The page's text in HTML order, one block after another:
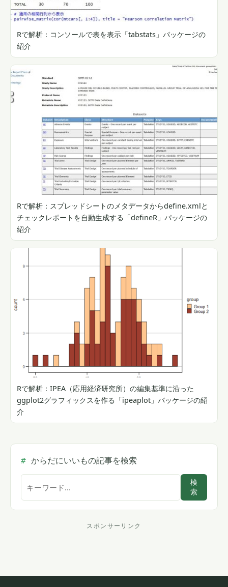
Rで解析：コンソールで表を表示「tabstats」パッケージの
紹介
Rで解析：スプレッドシートのメタデータからdefine.xmlと
チェックレポートを自動生成する「defineR」パッケージの
紹介
Rで解析：IPEA（応用経済研究所）の編集基準に沿った
ggplot2グラフィックスを作る「ipeaplot」パッケージの紹
介
からだにいいもの記事を検索
ト
検
索
スポンサーリンク
ン